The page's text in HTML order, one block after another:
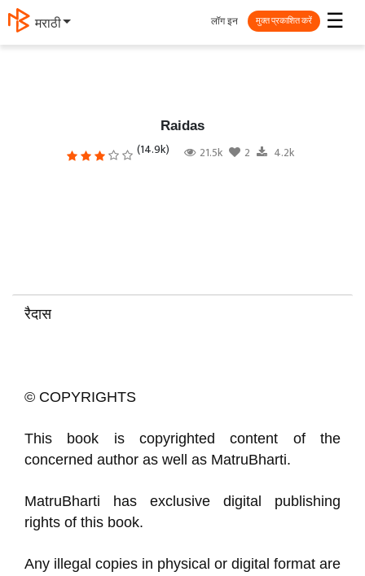
मराठी ☰
लॉग इन मुक्त प्रकाशित करें
Raidas
(14.9k) 21.5k 2 4.2k
रैदास
© COPYRIGHTS
This book is copyrighted content of the
concerned author as well as MatruBharti.
MatruBharti has exclusive digital publishing
rights of this book.
Any illegal copies in physical or digital format are